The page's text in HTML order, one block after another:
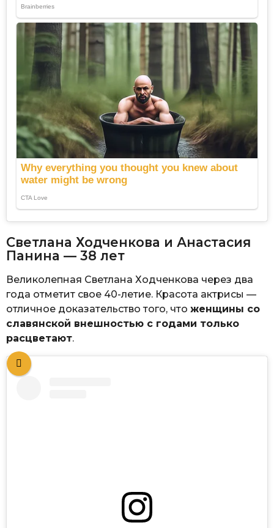
Светлана Ходченкова и Анастасия
Панина — 38 лет
Великолепная Светлана Ходченкова через два
года отметит свое 40-летие. Красота актрисы —
отличное доказательство того, что женщины со
славянской внешностью с годами только
расцветают.